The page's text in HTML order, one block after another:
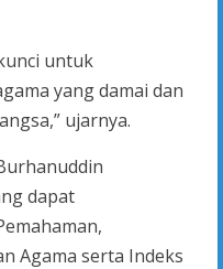
untuk
yang damai dan
ujarnya.
dapat
Agama serta Indeks